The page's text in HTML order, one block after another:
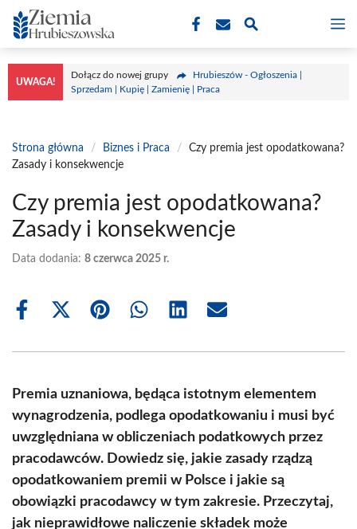
Przejdź
do
treści
UWAGA!
Dołącz do nowej grupy
Hrubieszów - Ogłoszenia |
Sprzedam | Kupię | Zamienię | Praca
Strona główna / Biznes i Praca /
Czy premia jest opodatkowana?
Zasady i konsekwencje
Czy premia jest opodatkowana?
Zasady i konsekwencje
Data dodania: 8 czerwca 2025 r.
Share
Share
(Twitter)
Share Share Share Share
Premia uznaniowa, będąca istotnym elementem
wynagrodzenia, podlega opodatkowaniu i musi być
uwzględniana w obliczeniach podatkowych przez
pracodawców. Dowiedz się, jakie zasady rządzą
opodatkowaniem premii w Polsce i jakie są
obowiązki pracodawcy w tym zakresie. Przeczytaj,
jak nieprawidłowe naliczenie składek może